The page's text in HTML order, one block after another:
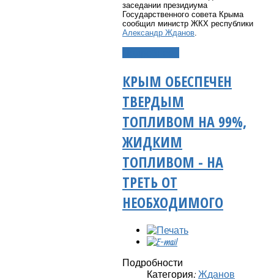
заседании президиума
Государственного совета Крыма
сообщил министр ЖКХ республики
Александр Жданов.
КРЫМ ОБЕСПЕЧЕН
ТВЕРДЫМ
ТОПЛИВОМ НА 99%,
ЖИДКИМ
ТОПЛИВОМ - НА
ТРЕТЬ ОТ
НЕОБХОДИМОГО
Подробности
Категория: Жданов